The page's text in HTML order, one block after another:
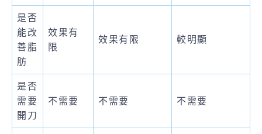
是否
能改
善脂
肪
效果有
限
效果有限 較明顯
是否
需要
開刀
不需要 不需要 不需要